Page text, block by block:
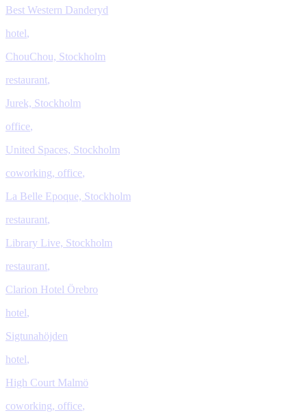
Best Western Danderyd
hotel,
ChouChou, Stockholm
restaurant,
Jurek, Stockholm
office,
United Spaces, Stockholm
coworking, office,
La Belle Epoque, Stockholm
restaurant,
Library Live, Stockholm
restaurant,
Clarion Hotel Örebro
hotel,
Sigtunahöjden
hotel,
High Court Malmö
coworking, office,